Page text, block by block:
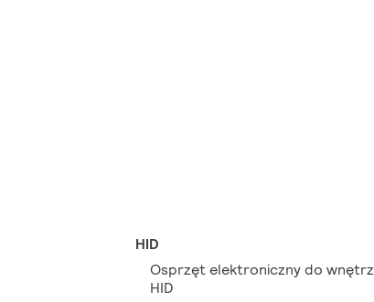
HID
Osprzęt elektroniczny do wnętrz
HID